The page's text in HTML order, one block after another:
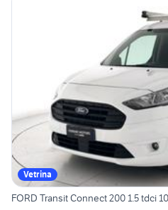
Vetrina
FORD Transit Connect 200 1.5 tdci